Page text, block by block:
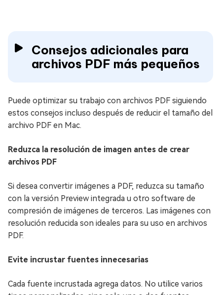
Consejos adicionales para
archivos PDF más pequeños
Puede optimizar su trabajo con archivos PDF siguiendo
estos consejos incluso después de reducir el tamaño del
archivo PDF en Mac.
Reduzca la resolución de imagen antes de crear
archivos PDF
Si desea convertir imágenes a PDF, reduzca su tamaño
con la versión Preview integrada u otro software de
compresión de imágenes de terceros. Las imágenes con
resolución reducida son ideales para su uso en archivos
PDF.
Evite incrustar fuentes innecesarias
Cada fuente incrustada agrega datos. No utilice varios